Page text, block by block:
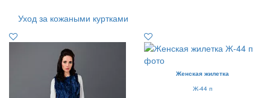
Уход за кожаными куртками
Женская жилетка
Ж-44 п